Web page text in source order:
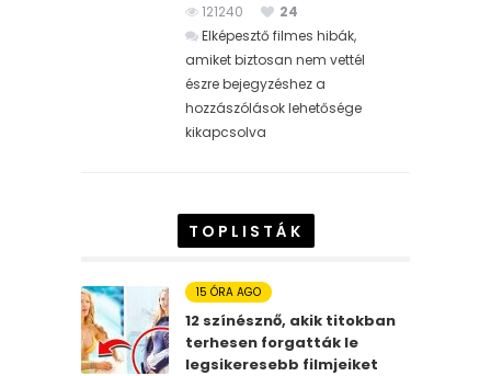
121240
24
Elképesztő filmes hibák,
amiket biztosan nem vettél
észre bejegyzéshez a
hozzászólások lehetősége
kikapcsolva
TOPLISTÁK
15 ÓRA AGO
12 színésznő, akik titokban
terhesen forgatták le
legsikeresebb filmjeiket